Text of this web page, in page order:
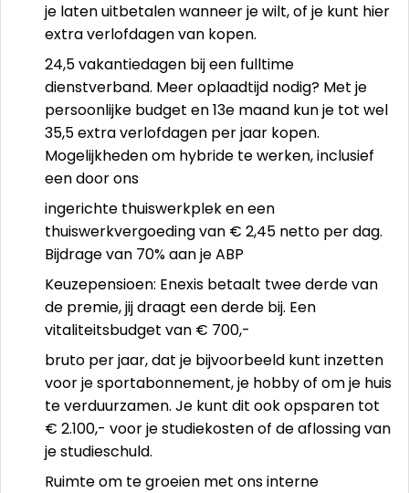
je laten uitbetalen wanneer je wilt, of je kunt hier
extra verlofdagen van kopen.
24,5 vakantiedagen bij een fulltime
dienstverband. Meer oplaadtijd nodig? Met je
persoonlijke budget en 13e maand kun je tot wel
35,5 extra verlofdagen per jaar kopen.
Mogelijkheden om hybride te werken, inclusief
een door ons
ingerichte thuiswerkplek en een
thuiswerkvergoeding van € 2,45 netto per dag.
Bijdrage van 70% aan je ABP
Keuzepensioen: Enexis betaalt twee derde van
de premie, jij draagt een derde bij. Een
vitaliteitsbudget van € 700,-
bruto per jaar, dat je bijvoorbeeld kunt inzetten
voor je sportabonnement, je hobby of om je huis
te verduurzamen. Je kunt dit ook opsparen tot
€ 2.100,- voor je studiekosten of de aflossing van
je studieschuld.
Ruimte om te groeien met ons interne